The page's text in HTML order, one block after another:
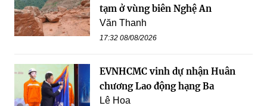
tạm ở vùng biên Nghệ An
Văn Thanh
17:32 08/08/2026
EVNHCMC vinh dự nhận Huân
chương Lao động hạng Ba
Lê Hoa